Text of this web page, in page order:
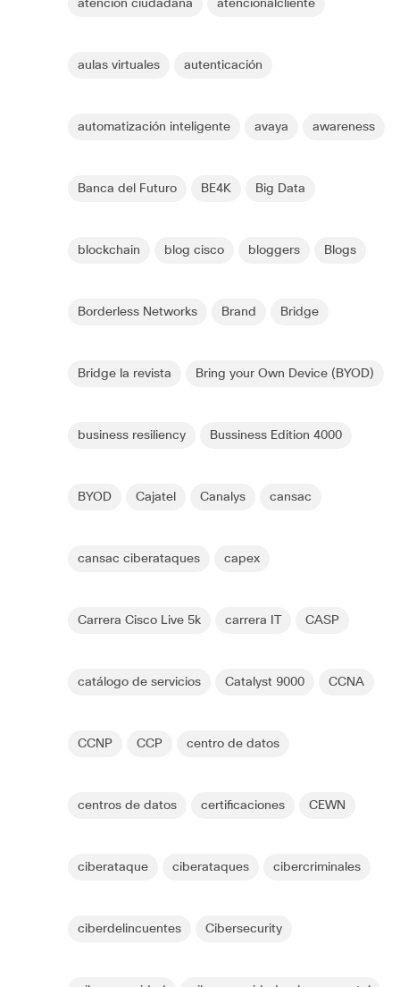
atención ciudadana atenciónalcliente
aulas virtuales autenticación
automatización inteligente avaya awareness
Banca del Futuro BE4K Big Data
blockchain blog cisco bloggers Blogs
Borderless Networks Brand Bridge
Bridge la revista Bring your Own Device (BYOD)
business resiliency Bussiness Edition 4000
BYOD Cajatel Canalys cansac
cansac ciberataques capex
Carrera Cisco Live 5k carrera IT CASP
catálogo de servicios Catalyst 9000 CCNA
CCNP CCP centro de datos
centros de datos certificaciones CEWN
ciberataque ciberataques cibercriminales
ciberdelincuentes Cibersecurity